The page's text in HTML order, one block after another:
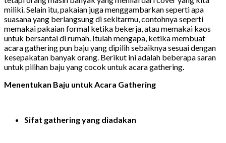
miliki. Selain itu, pakaian juga menggambarkan seperti apa
suasana yang berlangsung di sekitarmu, contohnya seperti
memakai pakaian formal ketika bekerja, atau memakai kaos
untuk bersantai di rumah. Itulah mengapa, ketika membuat
acara gathering pun baju yang dipilih sebaiknya sesuai dengan
kesepakatan banyak orang. Berikut ini adalah beberapa saran
untuk pilihan baju yang cocok untuk acara gathering
Menentukan Baju untuk Acara Gathering
Sifat gathering yang diadakan